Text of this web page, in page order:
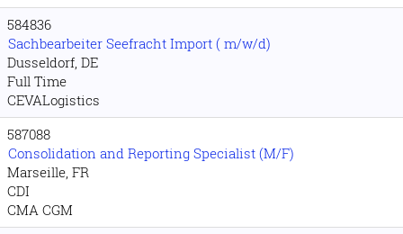
584836
Sachbearbeiter Seefracht Import ( m/w/d)
Dusseldorf, DE
Full Time
CEVALogistics
587088
Consolidation and Reporting Specialist (M/F)
Marseille, FR
CDI
CMA CGM